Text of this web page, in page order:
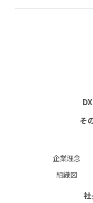
協力会社向け情報
協力会社向けサ
書式ダウンロー
協力会社募集要
個人情そ
企業理念
組織図